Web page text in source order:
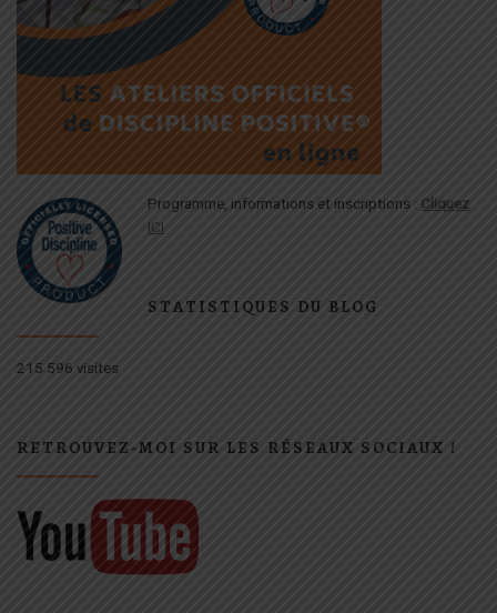
Programme, informations et inscriptions : Cliquez
ICI
STATISTIQUES DU BLOG
215 596 visites
RETROUVEZ-MOI SUR LES RÉSEAUX SOCIAUX !